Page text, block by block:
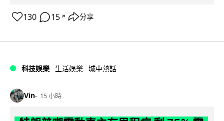
130 15 ↗ 分享
科技娛樂 生活娛樂 城中熱話
Vin 15 小時